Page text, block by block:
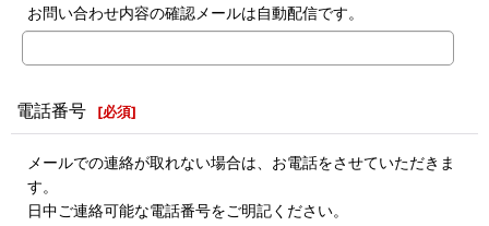
お問い合わせ内容の確認メールは自動配信です。
電話番号 [必須]
メールでの連絡が取れない場合は、お電話をさせていただきま
す。
日中ご連絡可能な電話番号をご明記ください。